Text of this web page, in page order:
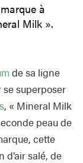
à
Milk ».
de sa ligne
superposer
, « Mineral Milk
peau de
cette
salé, de